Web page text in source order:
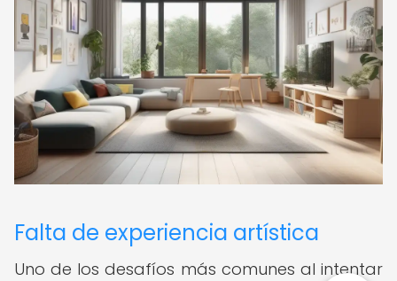
Falta de experiencia artística
Uno de los desafíos más comunes al intentar